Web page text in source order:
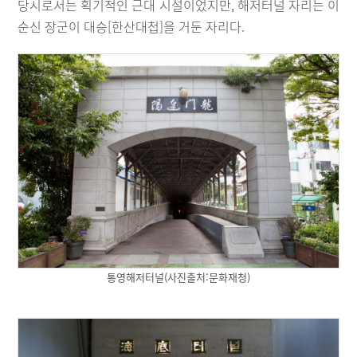
당시로서는 획기적인 근대 시설이었지만, 해저터널 자리는 이
순신 장군이 대승[한산대첩]을 거둔 자리다.
통영해저터널(사진출처:문화재청)